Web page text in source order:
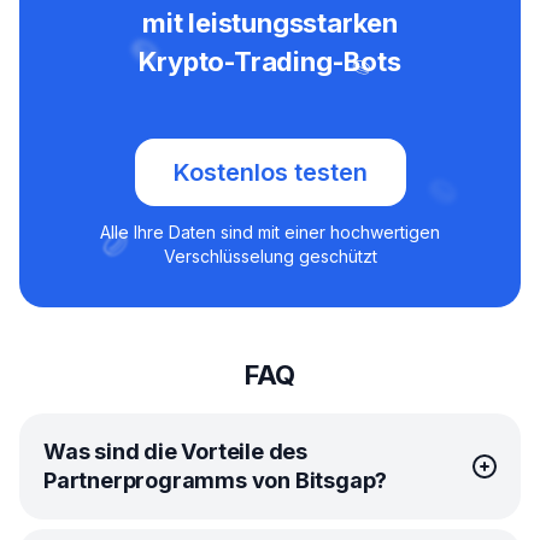
mit leistungsstarken
Krypto-Trading-Bots
Kostenlos testen
Alle Ihre Daten sind mit einer hochwertigen
Verschlüsselung geschützt
FAQ
Was sind die Vorteile des
Partnerprogramms von Bitsgap?